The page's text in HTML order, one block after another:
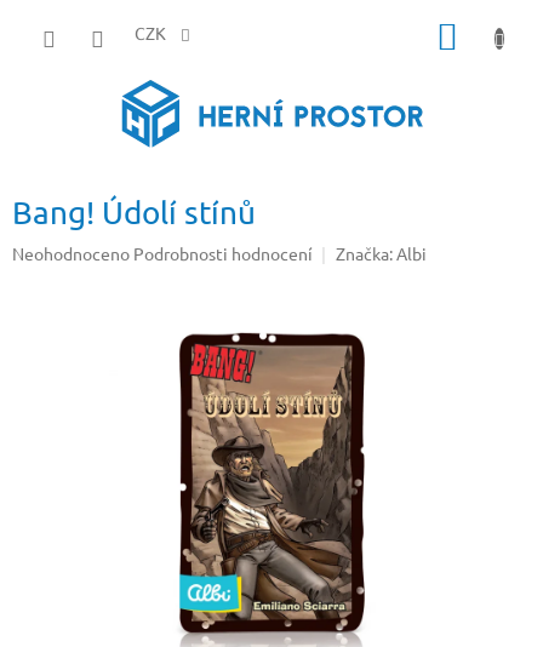
CZK
Bang! Údolí stínů
Průměrné
Neohodnoceno Podrobnosti hodnocení Značka:Albi